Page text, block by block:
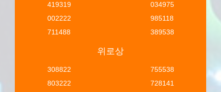
419319
002222
711488
034975
985118
389538
위로상
308822
803222
755538
728141